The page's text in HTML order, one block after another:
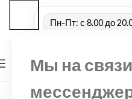
Мы на
Пн-Пт: с 8.00 до
МЕНЮ